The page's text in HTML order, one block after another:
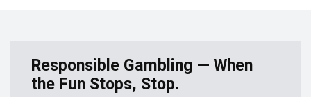
Responsible Gambling — When
the Fun Stops, Stop.